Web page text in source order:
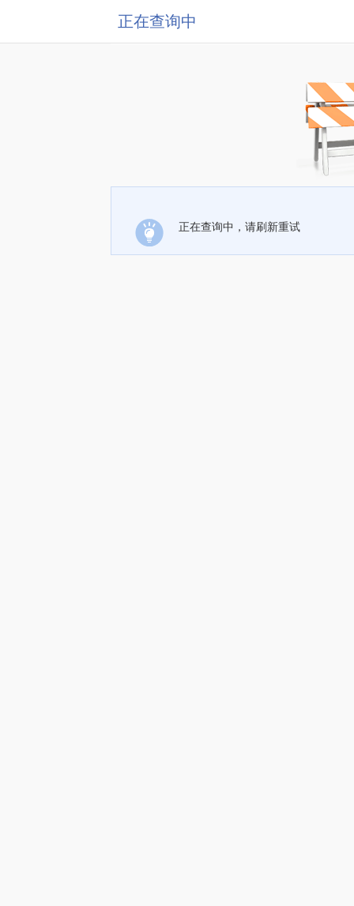
正在查询中
正在查询中，请刷新重试